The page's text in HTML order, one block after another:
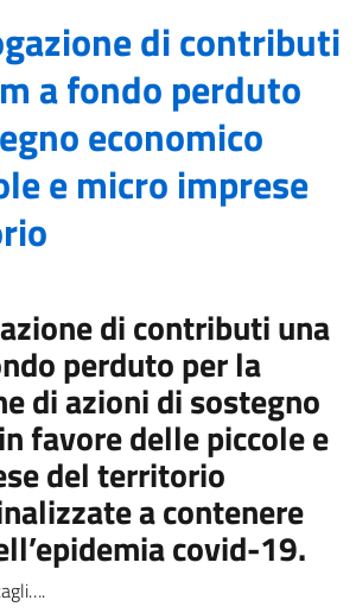
di contributi
a fondo perduto
economico
e micro imprese
di contributi una
perduto per la
di azioni di sostegno
favore delle piccole e
del territorio
a contenere
covid-19.